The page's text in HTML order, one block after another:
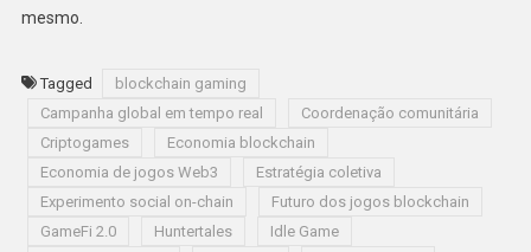
mesmo.
Tagged
blockchain gaming
Campanha global em tempo real
Coordenação comunitária
Criptogames
Economia blockchain
Economia de jogos Web3
Estratégia coletiva
Experimento social on-chain
Futuro dos jogos blockchain
GameFi 2.0
Huntertales
Idle Game